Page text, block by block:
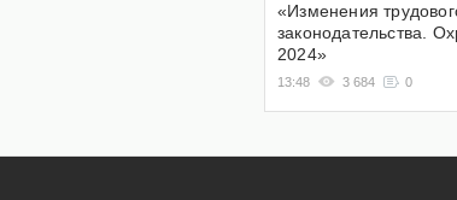
«Изменения
законодательства.
2024»
13:48 3 684 0